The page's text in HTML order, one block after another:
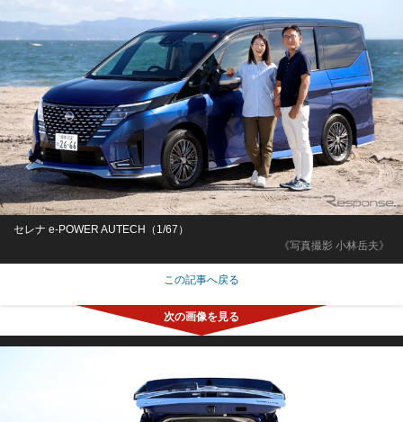
《写真撮影 小林岳夫》
セレナ e-POWER AUTECH（1/67）
この記事へ戻る